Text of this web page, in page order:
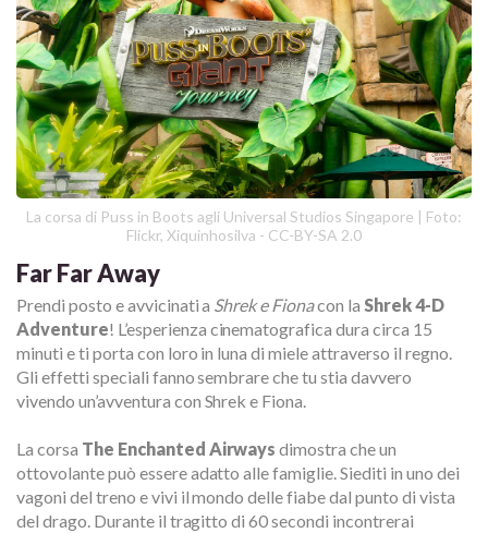
La corsa di Puss in Boots agli Universal Studios Singapore | Foto:
Flickr, Xiquinhosilva - CC-BY-SA 2.0
Far Far Away
Prendi posto e avvicinati a Shrek e Fionacon laShrek 4-D
Adventure! L’esperienza cinematografica dura circa 15
minuti e ti porta con loro in luna di miele attraverso il regno.
Gli effetti speciali fanno sembrare che tu stia davvero
vivendo un’avventura con Shrek e Fiona.
La corsa The Enchanted Airways dimostra che un
ottovolante può essere adatto alle famiglie. Siediti in uno dei
vagoni del treno e vivi il mondo delle fiabe dal punto di vista
del drago. Durante il tragitto di 60 secondi incontrerai